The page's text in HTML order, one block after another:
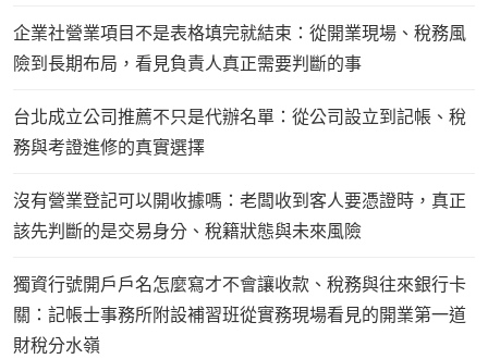
企業社營業項目不是表格填完就結束：從開業現場、稅務風
險到長期布局，看見負責人真正需要判斷的事
台北成立公司推薦不只是代辦名單：從公司設立到記帳、稅
務與考證進修的真實選擇
沒有營業登記可以開收據嗎：老闆收到客人要憑證時，真正
該先判斷的是交易身分、稅籍狀態與未來風險
獨資行號開戶戶名怎麼寫才不會讓收款、稅務與往來銀行卡
關：記帳士事務所附設補習班從實務現場看見的開業第一道
財稅分水嶺